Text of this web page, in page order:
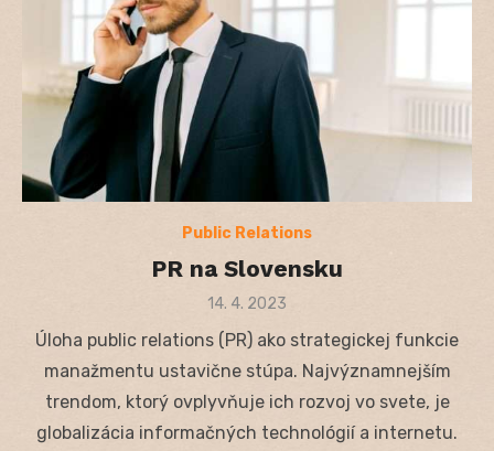
Public Relations
PR na Slovensku
Posted
14. 4. 2023
Úloha public relations (PR) ako strategickej funkcie
manažmentu ustavične stúpa. Najvýznamnejším
trendom, ktorý ovplyvňuje ich rozvoj vo svete, je
globalizácia informačných technológií a internetu.